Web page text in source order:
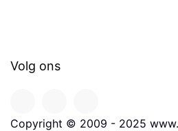
Volg ons
Copyright © 2009 - 2025